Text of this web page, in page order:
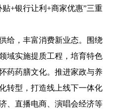
+银行让利+商家优惠”三重
，丰富消费新业态。围绕
域实施提质工程，培育特色
药药膳文化。推进家政与养
转型，打造线上线下一体化
、直播电商、演唱会经济等